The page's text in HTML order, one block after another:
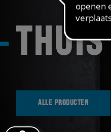
THUIS
ALLE PRODUCTEN